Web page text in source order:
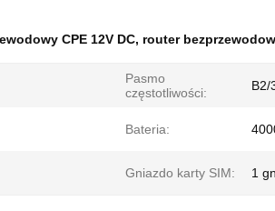
CPE 12V DC, router
Pasmo
częstotliwości:
B2/
Bateria:
Gniazdo karty SIM: 1